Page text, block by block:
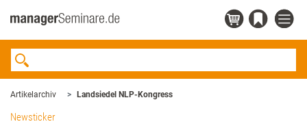
Artikelarchiv Landsiedel NLP-Kongress
Newsticker